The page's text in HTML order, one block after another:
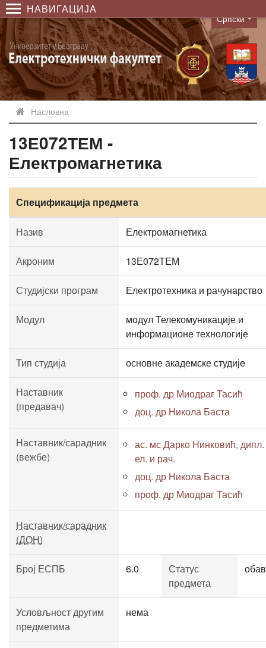
НАВИГАЦИЈА
Language
Српски
Насловна
13Е072ТЕМ -
Електромагнетика
Спецификација предмета
Назив Електромагнетика
Акроним 13Е072ТЕМ
Студијски програм Електротехника и рачунарство
Модул
модул Телекомуникације и
информационе технологије
Тип студија основне академске студије
Наставник
(предавач)
проф. др Миодраг Тасић
доц. др Никола Баста
Наставник/сарадник
(вежбе)
ас. мс Дарко Нинковић,
ел. и рач.
доц. др Никола Баста
проф. др Миодраг Тасић
Наставник/сарадник
(ДОН)
Број ЕСПБ 6.0
Статус
предмета
Условљност другим
предметима
нема